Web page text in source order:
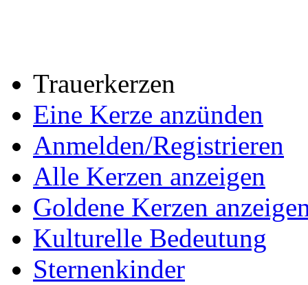
Trauerkerzen
Eine Kerze anzünden
Anmelden/Registrieren
Alle Kerzen anzeigen
Goldene Kerzen
Kulturelle Bedeutung
Sternenkinder